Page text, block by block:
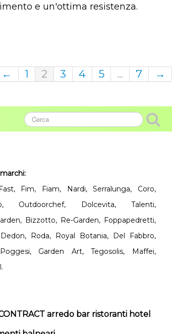
e un'ottima resistenza.
← 1 2 3 4 5 ... 7 →
Fim, Fiam, Nardi, Serralunga, Coro,
Outdoorchef, Dolcevita, Talenti,
Bizzotto, Re-Garden, Foppapedretti,
Roda, Royal Botania, Del Fabbro,
Garden Art, Tegosolis, Maffei,
arredo bar ristoranti hotel